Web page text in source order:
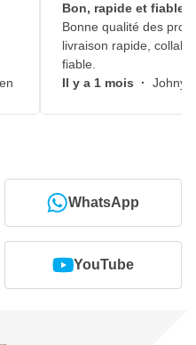
Bon, rapide et fiable
Bonne qualité des
livraison rapide,
fiable.
Il y a 1 mois · Johny,
WhatsApp
YouTube